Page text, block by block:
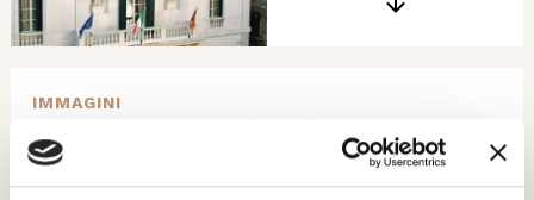
IMMAGINI
RICOSTRUZIONE -Le Sale Apollinee